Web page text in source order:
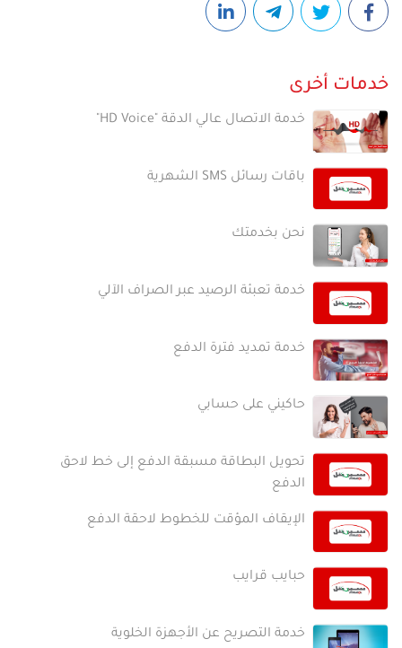
خدمات أخرى
خدمة الاتصال عالي الدقة "HD Voice"
باقات رسائل SMS الشهرية
نحن بخدمتك
خدمة تعبئة الرصيد عبر الصراف الآلي
خدمة تمديد فترة الدفع
حاكيني على حسابي
تحويل البطاقة مسبقة الدفع إلى خط لاحق
الدفع
الإيقاف المؤقت للخطوط لاحقة الدفع
حبايب قرايب
خدمة التصريح عن الأجهزة الخلوية